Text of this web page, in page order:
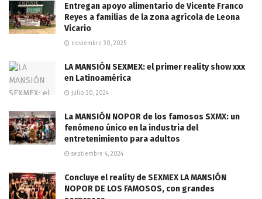
Entregan apoyo alimentario de Vicente Franco
Reyes a familias de la zona agrícola de Leona
Vicario
noviembre 30, 2025
LA MANSIÓN SEXMEX: el primer reality show xxx
en Latinoamérica
julio 30, 2024
La MANSIÓN NOPOR de los famosos SXMX: un
fenómeno único en la industria del
entretenimiento para adultos
septiembre 4, 2024
Concluye el reality de SEXMEX LA MANSIÓN
NOPOR DE LOS FAMOSOS, con grandes